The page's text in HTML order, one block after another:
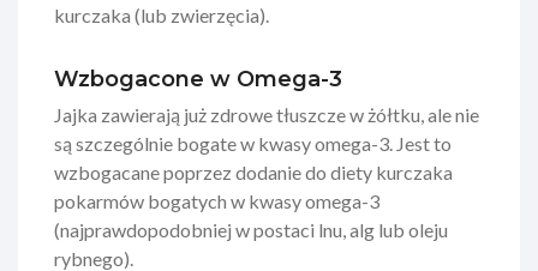
kurczaka (lub zwierzęcia).
Wzbogacone w Omega-3
Jajka zawierają już zdrowe tłuszcze w żółtku, ale nie
są szczególnie bogate w kwasy omega-3. Jest to
wzbogacane poprzez dodanie do diety kurczaka
pokarmów bogatych w kwasy omega-3
(najprawdopodobniej w postaci lnu, alg lub oleju
rybnego).